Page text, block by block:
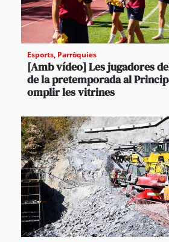
Esports, Parròquies
[Amb vídeo] Les jugadores
de la pretemporada al
omplir les vitrines